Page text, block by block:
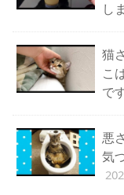
し
猫
こ
で
悪
気